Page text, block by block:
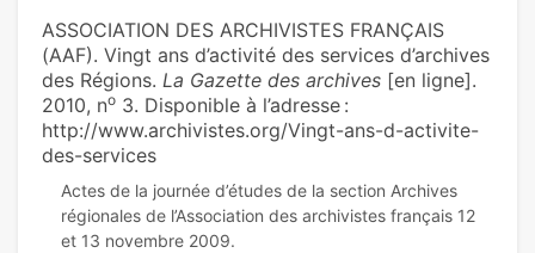
ASSOCIATION DES ARCHIVISTES FRANÇAIS
(AAF). Vingt ans d’activité des services d’archives
des Régions. La Gazette des archives [en ligne].
2010, no 3. Disponible à l’adresse :
http://www.archivistes.org/Vingt-ans-d-activite-
des-services
Actes de la journée d’études de la section Archives
régionales de l’Association des archivistes français 12
et 13 novembre 2009.